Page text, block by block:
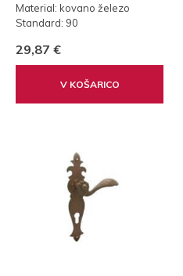
Material: kovano železo
Standard: 90
29,87 €
V KOŠARICO